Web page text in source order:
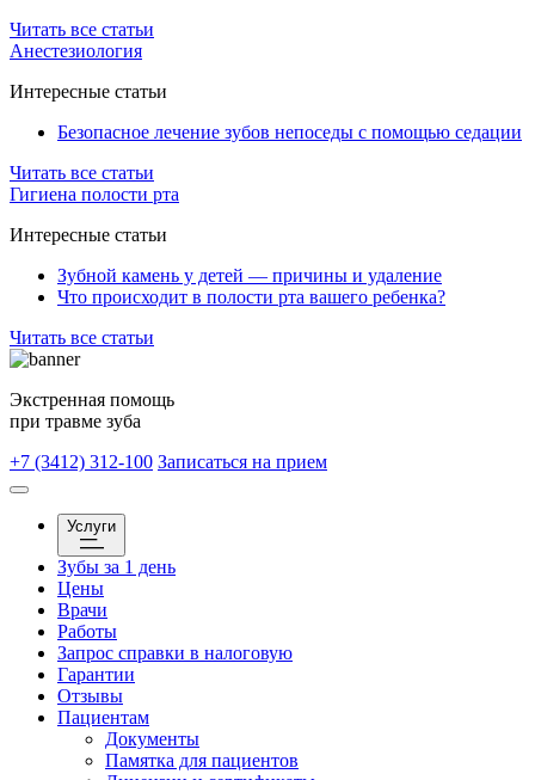
Читать все статьи
Анестезиология
Интересные статьи
Безопасное лечение зубов непоседы с помощью седации
Читать все статьи
Гигиена полости рта
Интересные статьи
Зубной камень у детей — причины и удаление
Что происходит в полости рта вашего ребенка?
Читать все статьи
Экстренная помощь
при травме зуба
+7 (3412) 312-100 Записаться на прием
Услуги
Зубы за 1 день
Цены
Врачи
Работы
Запрос справки в налоговую
Гарантии
Отзывы
Пациентам
Документы
Памятка для пациентов